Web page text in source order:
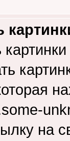
на